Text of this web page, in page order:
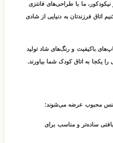
ما با طراحی‌های فانتزی
اتاق فرزندتان به دنیایی از شادی
باکیفیت و رنگ‌های شاد تولید
یکجا به اتاق کودک شما بیاورند.
جنس محبوب عرضه می‌شوند:
ساده‌تر و مناسب برای